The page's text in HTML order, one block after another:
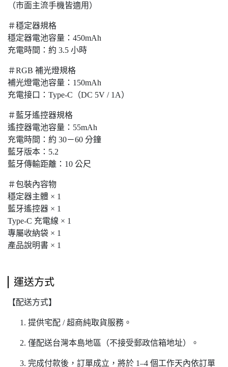
（市面主流手機皆適用）
＃穩定器規格
穩定器電池容量：450mAh
充電時間：約 3.5 小時
＃RGB 補光燈規格
補光燈電池容量：150mAh
充電接口：Type-C（DC 5V / 1A）
＃藍牙遙控器規格
遙控器電池容量：55mAh
充電時間：約 30－60 分鐘
藍牙版本：5.2
藍牙傳輸距離：10 公尺
＃包裝內容物
穩定器主體 × 1
藍牙遙控器 × 1
Type-C 充電線 × 1
專屬收納袋 × 1
產品說明書 × 1
運送方式
【配送方式】
提供宅配 / 超商純取貨服務。
僅配送台灣本島地區（不接受郵政信箱地址）。
完成付款後，訂單成立，將於 1–4 個工作天內依訂單